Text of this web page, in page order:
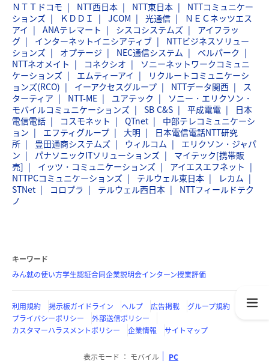
ＮＴＴドコモ NTT西日本 NTT東日本
NTTコミュニケー
ションズ
ＫＤＤＩ JCOM 光通信
ＮＥＣネッツエス
アイ
ANAテレマート シスコシステムズ
アイフラッ
グ
インターネットイニシアティブ
NTTビジネスソリュー
ションズ
オプテージ NEC通信システム
ベルパーク
NTTネオメイト
コネクシオ
ソニーネットワークコミュニ
ケーションズ
エムティーアイ
リクルートコミュニケーシ
ョンズ(RCO)
イーアクセスグループ NTTデータ関西
ス
ターティア
NTT-ME ユアテック
ソニー・エリクソン・
モバイルコミュニケーションズ
SB C&S 平成電電
日本
電信電話
コスモネット QTnet
中部テレコミュニケーシ
ョン
エフティグループ 大明
日本電信電話NTT研究
所
豊田通商システムズ ウィルコム
エリクソン・ジャパ
ン
パナソニックITソリューションズ
マイテック[携帯販
売]
イッツ・コミュニケーションズ
アイエスエフネット
NTTPCコミュニケーションズ
テルウェル東日本
レカム
STNet
コロプラ テルウェル西日本
NTTフィールドテク
ノ
キーワード
みん就の使い方学生認証合同企業説明会インターン授業評価
利用規約 掲示板ガイドライン ヘルプ 広告掲載
グループ規約
プライバシーポリシー
外部送信ポリシー
カスタマーハラスメントポリシー
企業情報 サイトマップ
表示モード モバイル PC